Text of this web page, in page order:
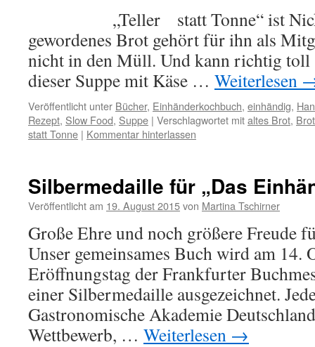
„Teller statt Tonne“ ist Nicks
gewordenes Brot gehört für ihn als
nicht in den Müll. Und kann richtig toll
dieser Suppe mit Käse … Weiterlesen
Veröffentlicht unter Bücher, Einhänderkochbuch, einhändig,
Rezept, Slow Food, Suppe | Verschlagwortet mitaltes Brot,
statt Tonne | Kommentar hinterlassen
Silbermedaille für „Das
Veröffentlicht am 19. August 2015von Martina Tschirner
Große Ehre und noch größere Freude
Unser gemeinsames Buch wird am 14.
Eröffnungstag der Frankfurter
einer Silbermedaille ausgezeichnet.
Gastronomische Akademie
Wettbewerb, … Weiterlesen →